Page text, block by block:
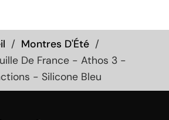
Montres D'Été
De France - Athos 3 -
- Silicone Bleu